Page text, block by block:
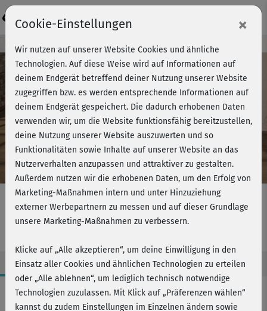
Play
Video
Kursvorschau - Jetzt mitmachen!
Tabata & more - Quickie 2
Workout-Facts
Cookie-Einstellungen ×
Wir nutzen auf unserer Website Cookies und ähnliche
Technologien. Auf diese Weise wird auf Informationen auf
deinem Endgerät betreffend deiner Nutzung unserer Website
zugegriffen bzw. es werden entsprechende Informationen auf
deinem Endgerät gespeichert. Die dadurch erhobenen Daten
verwenden wir, um die Website funktionsfähig bereitzustellen,
deine Nutzung unserer Website auszuwerten und so
Funktionalitäten sowie Inhalte auf unserer Website an das
Nutzerverhalten anzupassen und attraktiver zu gestalten.
Außerdem nutzen wir die erhobenen Daten, um den Erfolg von
Marketing-Maßnahmen intern und unter Hinzuziehung
externer Werbepartnern zu messen und auf dieser Grundlage
unsere Marketing-Maßnahmen zu verbessern.
Klicke auf „Alle akzeptieren“, um deine Einwilligung in den
Einsatz aller Cookies und ähnlichen Technologien zu erteilen
oder „Alle ablehnen“, um lediglich technisch notwendige
Technologien zuzulassen. Mit Klick auf „Präferenzen wählen“
kannst du zudem Einstellungen im Einzelnen ändern sowie